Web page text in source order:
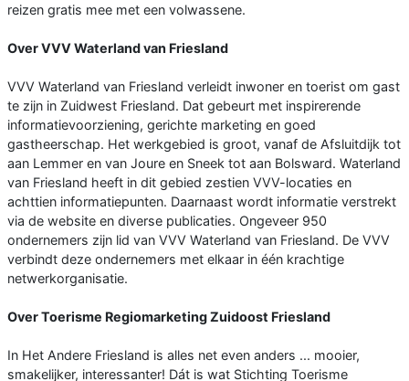
reizen gratis mee met een volwassene.
Over VVV Waterland van Friesland
VVV Waterland van Friesland verleidt inwoner en toerist om gast
te zijn in Zuidwest Friesland. Dat gebeurt met inspirerende
informatievoorziening, gerichte marketing en goed
gastheerschap. Het werkgebied is groot, vanaf de Afsluitdijk tot
aan Lemmer en van Joure en Sneek tot aan Bolsward. Waterland
van Friesland heeft in dit gebied zestien VVV-locaties en
achttien informatiepunten. Daarnaast wordt informatie verstrekt
via de website en diverse publicaties. Ongeveer 950
ondernemers zijn lid van VVV Waterland van Friesland. De VVV
verbindt deze ondernemers met elkaar in één krachtige
netwerkorganisatie.
Over Toerisme Regiomarketing Zuidoost Friesland
In Het Andere Friesland is alles net even anders ... mooier,
smakelijker, interessanter! Dát is wat Stichting Toerisme